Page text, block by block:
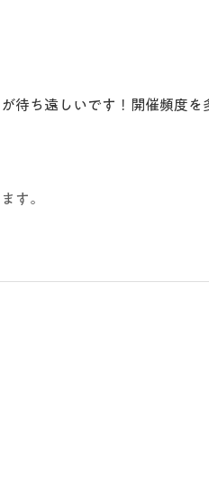
待ち遠しいです！開催頻度
す。